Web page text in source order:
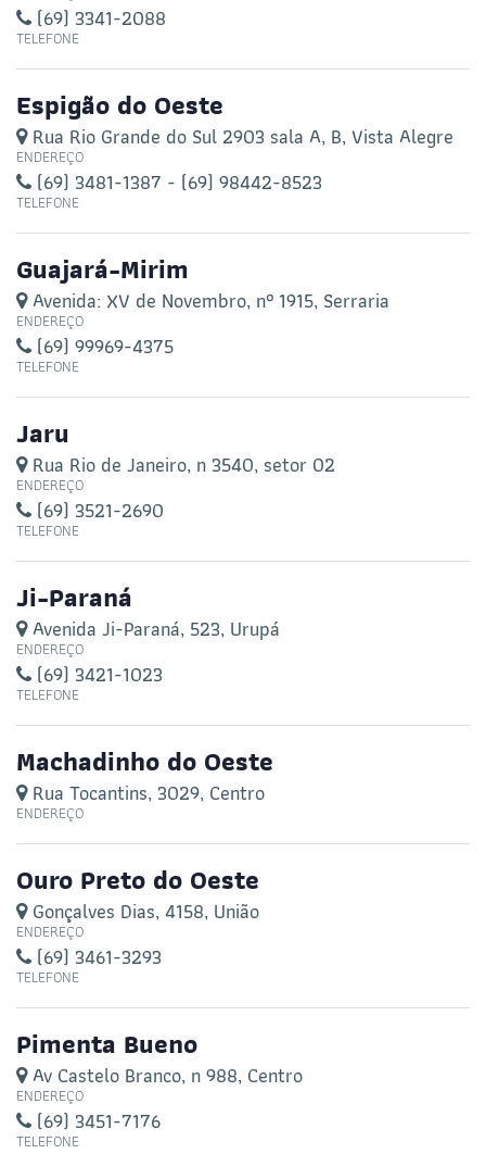
(69) 3341-2088
TELEFONE
Espigão do Oeste
Rua Rio Grande do Sul 2903 sala A, B, Vista Alegre
ENDEREÇO
(69) 3481-1387 - (69) 98442-8523
TELEFONE
Guajará-Mirim
Avenida: XV de Novembro, n° 1915, Serraria
ENDEREÇO
(69) 99969-4375
TELEFONE
Jaru
Rua Rio de Janeiro, n 3540, setor 02
ENDEREÇO
(69) 3521-2690
TELEFONE
Ji-Paraná
Avenida Ji-Paraná, 523, Urupá
ENDEREÇO
(69) 3421-1023
TELEFONE
Machadinho do Oeste
Rua Tocantins, 3029, Centro
ENDEREÇO
Ouro Preto do Oeste
Gonçalves Dias, 4158, União
ENDEREÇO
(69) 3461-3293
TELEFONE
Pimenta Bueno
Av Castelo Branco, n 988, Centro
ENDEREÇO
(69) 3451-7176
TELEFONE